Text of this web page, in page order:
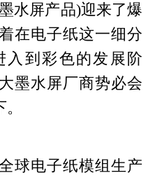
水屏产品)迎来了爆
在电子纸这一细分
入到彩色的发展阶
墨水屏厂商势必会
球电子纸模组生产